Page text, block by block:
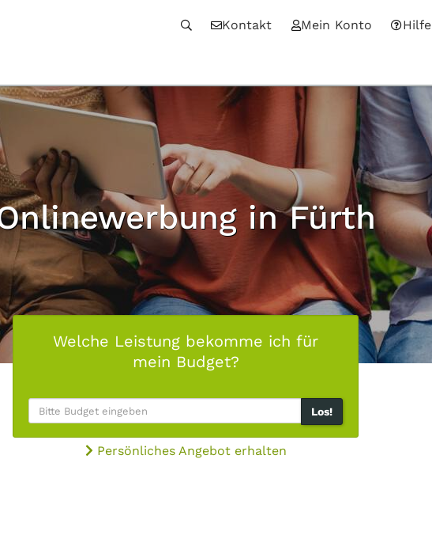
Kontakt Mein Konto Hilfe
in Fürth
Welche Leistung bekomme ich für
mein Budget?
Los!
Persönliches Angebot erhalten